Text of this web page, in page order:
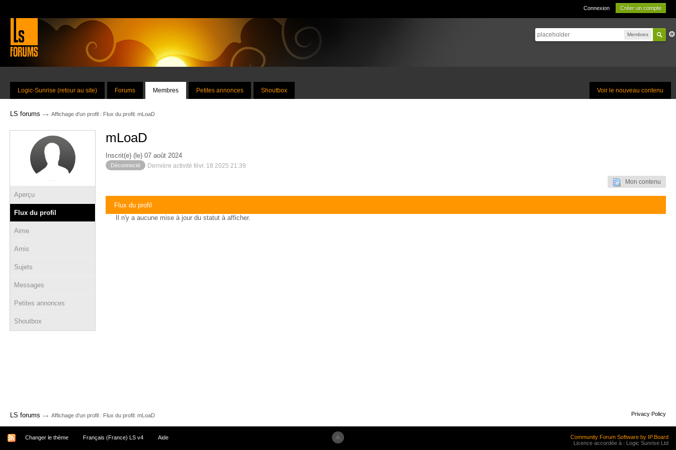
Connexion Créer un compte
Membres
Voir le nouveau contenu
Logic-Sunrise (retour au site) Forums Membres Petites annonces Shoutbox
LS forums → Affichage d'un profil : Flux du profil: mLoaD
Aperçu
Flux du profil
Aime
Amis
Sujets
Messages
Petites annonces
Shoutbox
mLoaD
Inscrit(e) (le) 07 août 2024
Déconnecté Dernière activité févr. 18 2025 21:39
Mon contenu
Flux du profil
Il n'y a aucune mise à jour du statut à afficher.
LS forums → Affichage d'un profil : Flux du profil: mLoaD Privacy Policy
Changer le thème Français (France) LS v4 Aide
Community Forum Software by IP.Board
Licence accordée à : Logic Sunrise Ltd